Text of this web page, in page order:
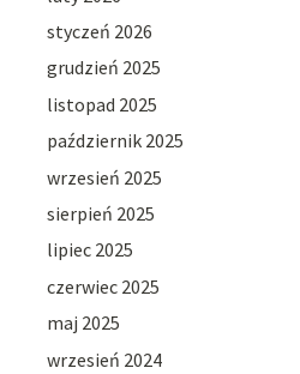
styczeń 2026
grudzień 2025
listopad 2025
październik 2025
wrzesień 2025
sierpień 2025
lipiec 2025
czerwiec 2025
maj 2025
wrzesień 2024